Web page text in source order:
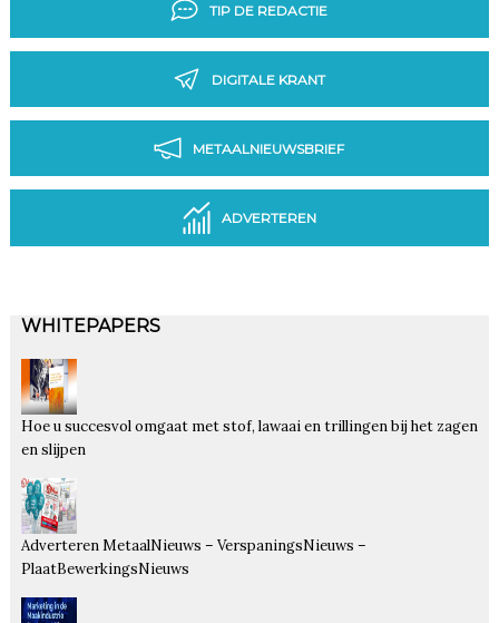
TIP DE REDACTIE
DIGITALE KRANT
METAALNIEUWSBRIEF
ADVERTEREN
WHITEPAPERS
Hoe u succesvol omgaat met stof, lawaai en trillingen bij het zagen
en slijpen
Adverteren MetaalNieuws – VerspaningsNieuws –
PlaatBewerkingsNieuws